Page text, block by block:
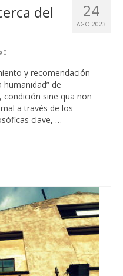
24
AGO 2023
del
0
y recomendación
humanidad” de
condición sine qua non
a través de los
clave, …